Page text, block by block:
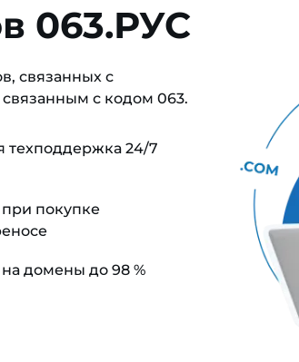
063.РУС
связанных с
с кодом 063.
техподдержка 24/7
покупке
домены до 98 %